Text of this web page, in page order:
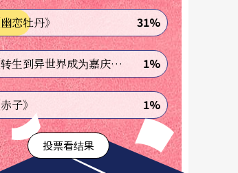
幽恋牡丹》 31%
《转生到异世界成为嘉庆君—发现我的祖先是诈骗集团!?》 1%
赤子》 1%
投票看结果